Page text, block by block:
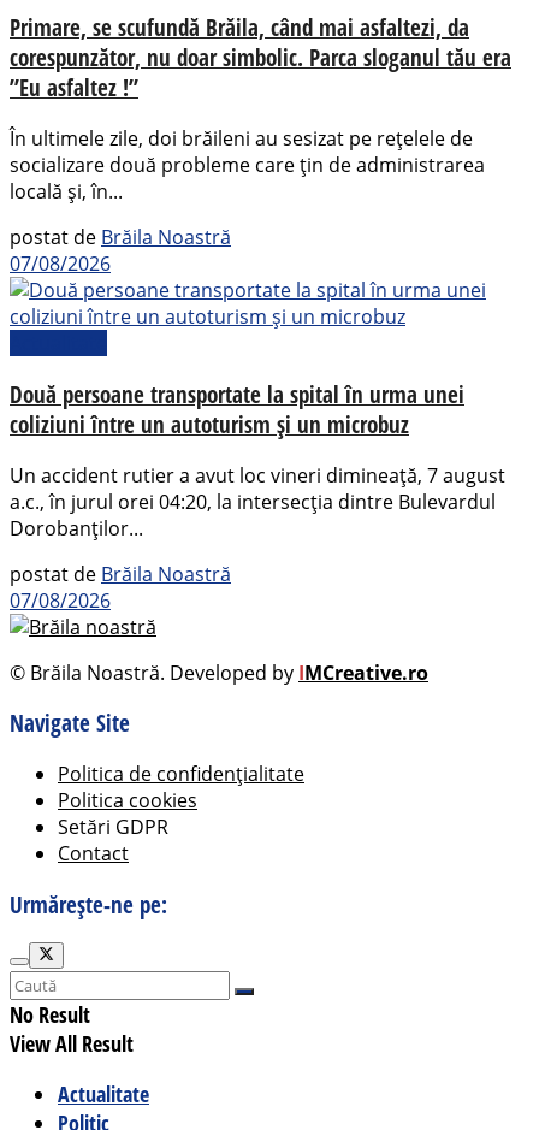
Primare, se scufundă Brăila, când mai asfaltezi, da
corespunzător, nu doar simbolic. Parca sloganul tău era
”Eu asfaltez !”
În ultimele zile, doi brăileni au sesizat pe rețelele de
socializare două probleme care țin de administrarea
locală și, în...
postat de Brăila Noastră
07/08/2026
Două persoane transportate la spital în urma unei
coliziuni între un autoturism și un microbuz
Un accident rutier a avut loc vineri dimineață, 7 august
a.c., în jurul orei 04:20, la intersecția dintre Bulevardul
Dorobanților...
postat de Brăila Noastră
07/08/2026
© Brăila Noastră. Developed by IMCreative.ro
Navigate Site
Politica de confidențialitate
Politica cookies
Setări GDPR
Contact
Urmărește-ne pe:
No Result
View All Result
Actualitate
Politic